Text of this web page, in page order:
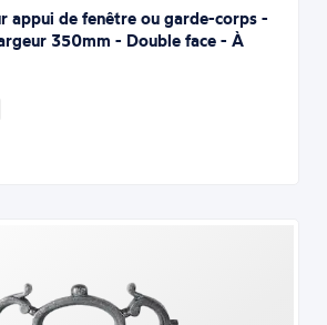
appui de fenêtre ou garde-corps -
350mm - Double face - À